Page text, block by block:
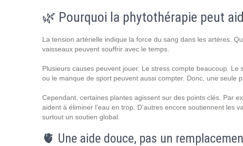
🌿 Pourquoi la phytothérapie peut
La tension artérielle indique la force du sang dans les artères.
vaisseaux peuvent souffrir avec le temps.
Plusieurs causes peuvent jouer. Le stress compte beaucoup. Le
ou le manque de sport peuvent aussi compter. Donc, une seule
Cependant, certaines plantes agissent sur des points clés. Par
aident à éliminer l’eau en trop. D’autres encore soutiennent les
surtout un soutien global.
🫀 Une aide douce, pas un